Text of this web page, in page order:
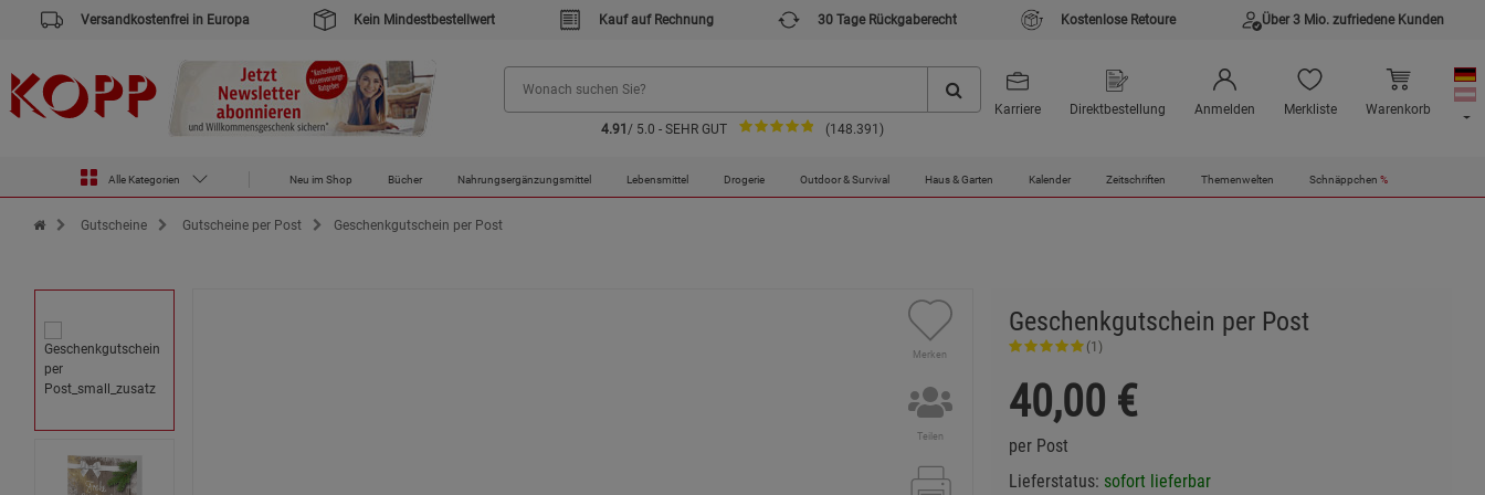
Versandkostenfrei in Europa Kein Mindestbestellwert Kauf auf Rechnung 30 Tage Rückgaberecht Kostenlose Retoure Über 3 Mio. zufriedene Kunden
4.91 / 5.0 - SEHR GUT (148.391)
Karriere Direktbestellung Anmelden Merkliste Warenkorb
Alle Kategorien Neu im Shop Bücher Nahrungsergänzungsmittel Lebensmittel Drogerie Outdoor & Survival Haus & Garten Kalender Zeitschriften Themenwelten Schnäppchen %
Zur Startseite des Kopp Verlag Online-Shop
Gutscheine Gutscheine per Post Geschenkgutschein per Post
Merken
Teilen
Geschenkgutschein per Post
(1)
40,00 €
per Post
Lieferstatus: sofort lieferbar